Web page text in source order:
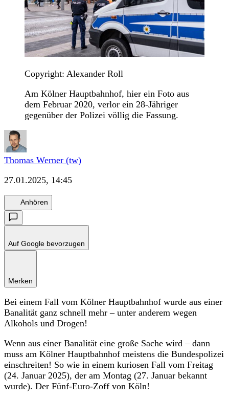
Copyright: Alexander Roll
Am Kölner Hauptbahnhof, hier ein Foto aus
dem Februar 2020, verlor ein 28-Jähriger
gegenüber der Polizei völlig die Fassung.
Thomas Werner (tw)
27.01.2025, 14:45
Anhören
Auf Google bevorzugen
Merken
Bei einem Fall vom Kölner Hauptbahnhof wurde aus einer
Banalität ganz schnell mehr – unter anderem wegen
Alkohols und Drogen!
Wenn aus einer Banalität eine große Sache wird – dann
muss am Kölner Hauptbahnhof meistens die Bundespolizei
einschreiten! So wie in einem kuriosen Fall vom Freitag
(24. Januar 2025), der am Montag (27. Januar bekannt
wurde). Der Fünf-Euro-Zoff von Köln!